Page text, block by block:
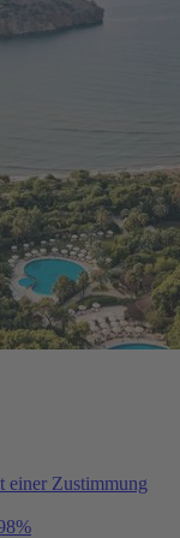
einer Zustimmung